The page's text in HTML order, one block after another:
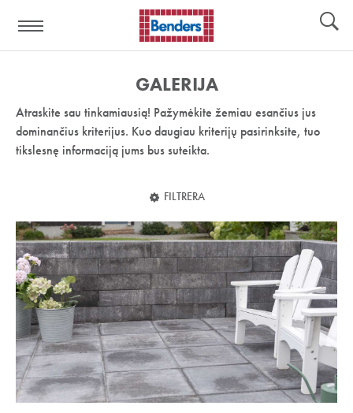
nuoroda:
GALERIJA
Atraskite sau tinkamiausią! Pažymėkite žemiau esančius jus
dominančius kriterijus. Kuo daugiau kriterijų pasirinksite, tuo
tikslesnę informaciją jums bus suteikta.
FILTRERA